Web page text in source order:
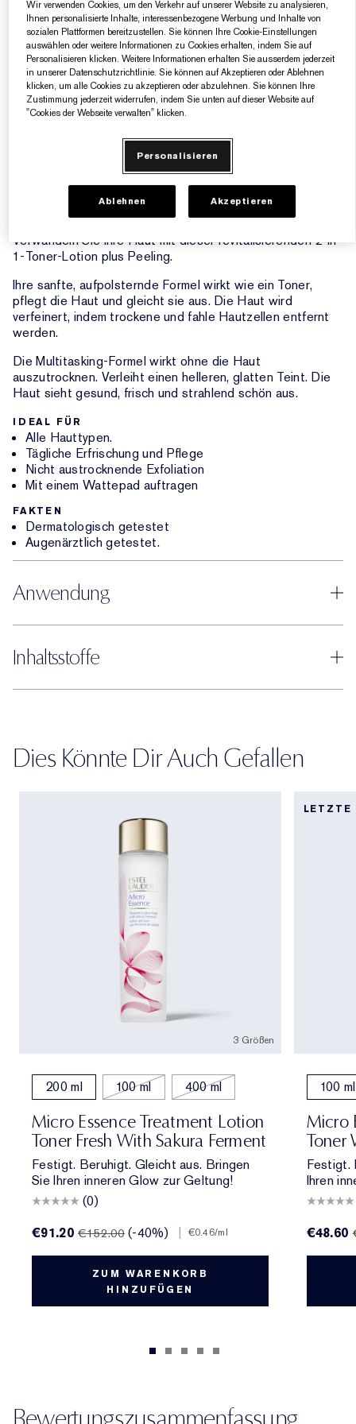
€39.00
ZUM WARENKORB HINZUFÜGEN
5 Geschenke gratis ab einem Einkaufswert von
Produktdetails
Verwandeln Sie Ihre Haut mit dieser revitalisierenden 2-in-
1-Toner-Lotion plus Peeling.
Ihre sanfte, aufpolsternde Formel wirkt wie ein Toner,
pflegt die Haut und gleicht sie aus. Die Haut wird
verfeinert, indem trockene und fahle Hautzellen entfernt
werden.
Die Multitasking-Formel wirkt ohne die Haut
auszutrocknen. Verleiht einen helleren, glatten Teint. Die
Haut sieht gesund, frisch und strahlend schön aus.
IDEAL FÜR
Alle Hauttypen.
Tägliche Erfrischung und Pflege
Nicht austrocknende Exfoliation
Mit einem Wattepad auftragen
FAKTEN
Dermatologisch getestet
Augenärztlich getestet.
Anwendung
Inhaltsstoffe
Dies Könnte Dir Auch Gefallen
3 Größen
200 ml 100 ml 400 ml
Micro Essence Treatment Lotion
Toner Fresh With Sakura Ferment
Festigt. Beruhigt. Gleicht aus. Bringen
Sie Ihren inneren Glow zur Geltung!
(0)
€91.20€152.00 (-40%) | €0.46/ml
ZUM WARENKORB
HINZUFÜGEN
LETZTE
100 ml
Micro
Toner
Festigt.
Ihren
€48.60
Wir verwenden Cookies, um den Verkehr auf unserer Website zu analysieren,
Ihnen personalisierte Inhalte, interessenbezogene Werbung und Inhalte von
sozialen Plattformen bereitzustellen. Sie können Ihre Cookie-Einstellungen
auswählen oder weitere Informationen zu Cookies erhalten, indem Sie auf
Personalisieren klicken. Weitere Informationen erhalten Sie ausserdem jederzeit
in unserer Datenschutzrichtlinie. Sie können auf Akzeptieren oder Ablehnen
klicken, um alle Cookies zu akzeptieren oder abzulehnen. Sie können Ihre
Zustimmung jederzeit widerrufen, indem Sie unten auf dieser Website auf
"Cookies der Webseite verwalten" klicken.
Personalisieren
Ablehnen Akzeptieren